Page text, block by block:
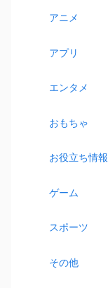
アニメ
アプリ
エンタメ
おもちゃ
お役立ち情報
ゲーム
スポーツ
その他